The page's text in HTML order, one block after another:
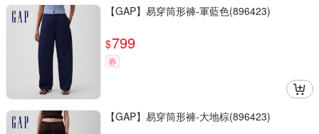
【GAP】易穿筒形褲-軍藍色(896423)
$799
券
【GAP】易穿筒形褲-大地棕(896423)